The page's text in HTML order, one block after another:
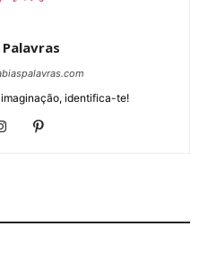
imaginação, identifica-te!